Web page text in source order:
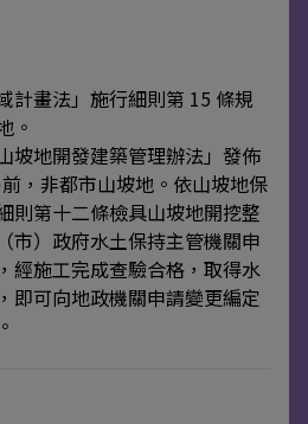
計畫法」施行細則第 15 條規
。
坡地開發建築管理辦法」發佈
，非都市山坡地。依山坡地保
則第十二條檢具山坡地開挖整
市）政府水土保持主管機關申
經施工完成查驗合格，取得水
即可向地政機關申請變更編定